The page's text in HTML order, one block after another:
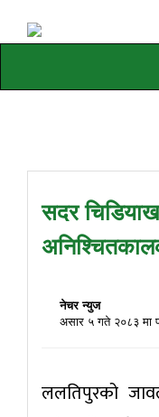
सदर
नेचर न्युज
असार ५ गते २०८३ मा
ललतिपुरको